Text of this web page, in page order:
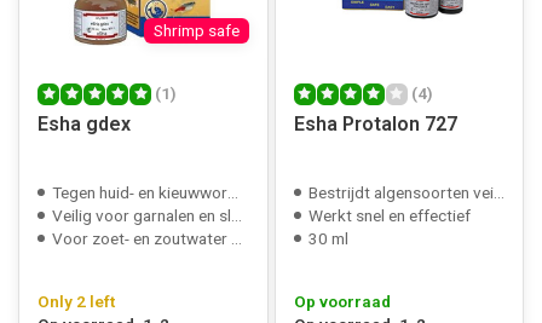
Shrimp safe
(1)
Esha gdex
Tegen huid- en kieuwwormen
Veilig voor garnalen en slakken
Voor zoet- en zoutwater vissen
Only 2 left
(4)
Esha Protalon 727
Bestrijdt algensoorten veilig
Werkt snel en effectief
30 ml
Op voorraad